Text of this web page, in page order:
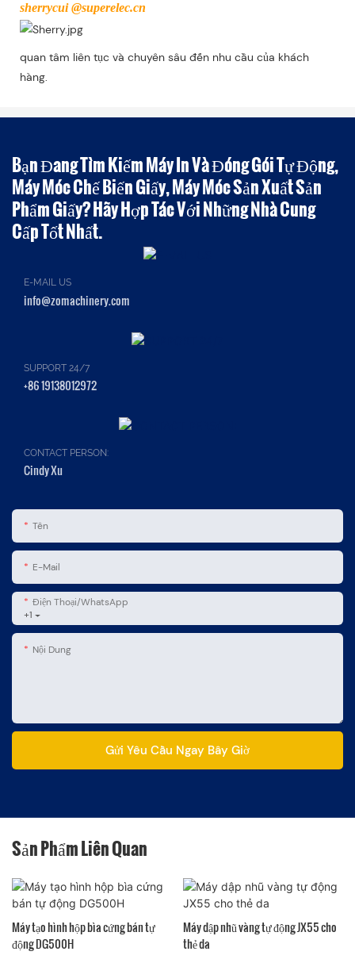
sherrycui @superelec.cn
quan tâm liên tục và chuyên sâu đến nhu cầu của khách
hàng.
Bạn Đang Tìm Kiếm Máy In Và Đóng Gói Tự Động,
Máy Móc Chế Biến Giấy, Máy Móc Sản Xuất Sản
Phẩm Giấy? Hãy Hợp Tác Với Những Nhà Cung
Cấp Tốt Nhất.
E-MAIL US
info@zomachinery.com
SUPPORT 24/7
+86 19138012972
CONTACT PERSON:
Cindy Xu
Tên
E-Mail
+1
Điện Thoại/WhatsApp
Nội Dung
Gửi Yêu Cầu Ngay Bây Giờ
Sản Phẩm Liên Quan
Máy tạo hình hộp bìa cứng bán tự
động DG500H
Máy dập nhũ vàng tự động JX55 cho
thẻ da